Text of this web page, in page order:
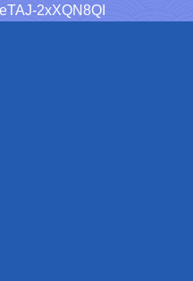
2xXQN8QI